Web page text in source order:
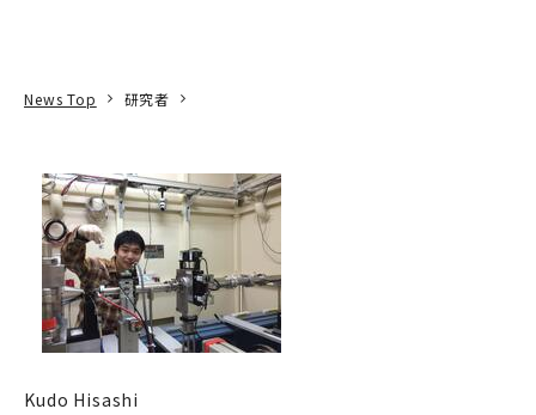
News Top 研究者
Kudo Hisashi